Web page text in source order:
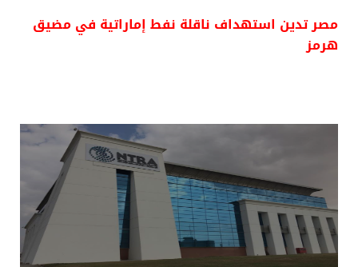
مصر تدين استهداف ناقلة نفط إماراتية في مضيق
هرمز